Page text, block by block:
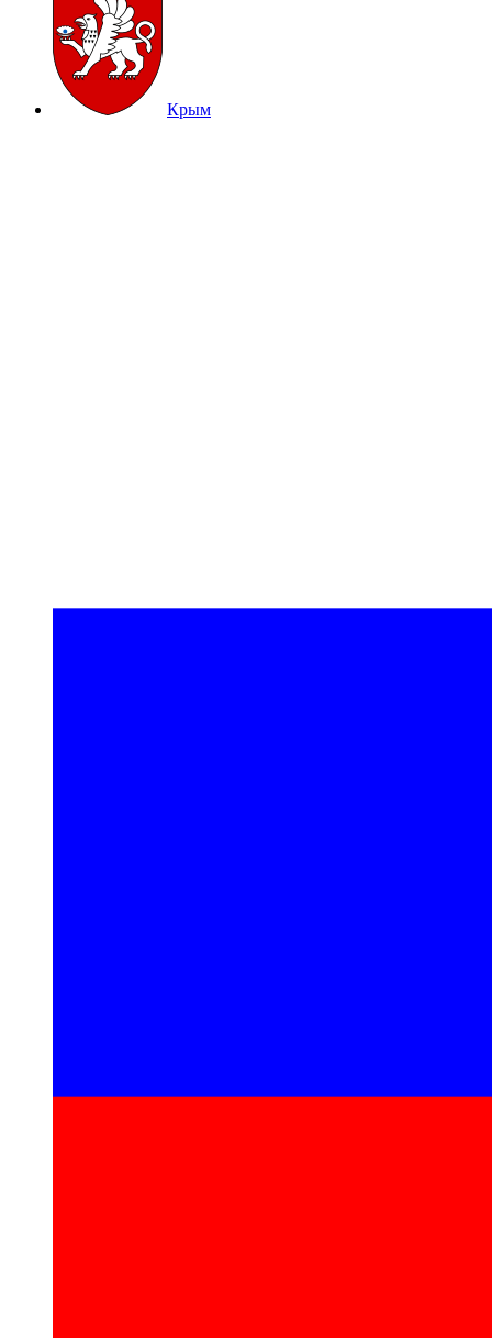
Крым